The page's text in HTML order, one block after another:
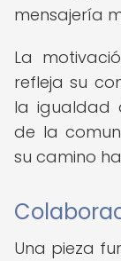
mensajería
La
refleja su
la igualdad
de la
su camino
Una pieza